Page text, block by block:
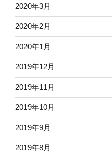
2020年3月
2020年2月
2020年1月
2019年12月
2019年11月
2019年10月
2019年9月
2019年8月